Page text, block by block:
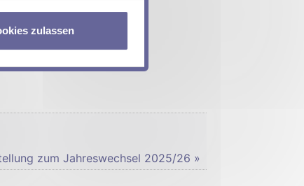
zulassen
zum Jahreswechsel 2025/26 »